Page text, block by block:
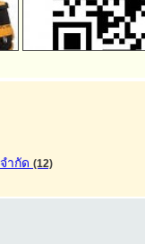
ำกัด (12)